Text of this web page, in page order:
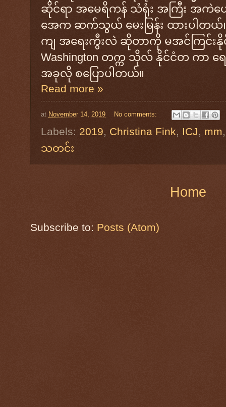
ဆိုင်ရာ အမေရိကန် သံရုံး အကြီး အကဲဟေ
အေက ဆက်သွယ် မေးမြန်း ထားပါတ
ကျ အရေးကွီးလဲ ဆိုတာကို မအင်ကြင်းနိုင်
Washington တက္က သိုလ် နိုင်ငံတ ကာ ရေး
အခုလို စပြောပါတယ်။
Read more »
at November 14, 2019 No comments:
Labels: 2019, Christina Fink, ICJ, mm
သတင်း
Home
Subscribe to: Posts (Atom)